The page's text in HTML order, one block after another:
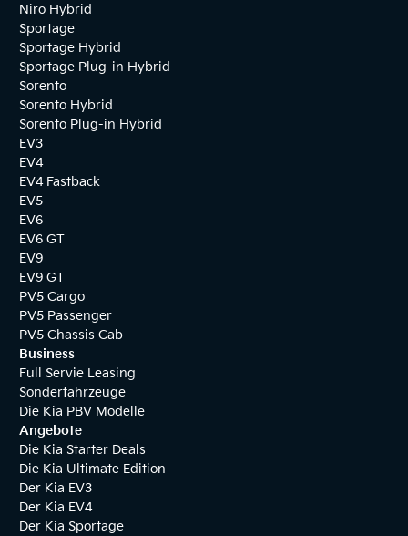
Niro Hybrid
Sportage
Sportage Hybrid
Sportage Plug-in Hybrid
Sorento
Sorento Hybrid
Sorento Plug-in Hybrid
EV3
EV4
EV4 Fastback
EV5
EV6
EV6 GT
EV9
EV9 GT
PV5 Cargo
PV5 Passenger
PV5 Chassis Cab
Business
Full Servie Leasing
Sonderfahrzeuge
Die Kia PBV Modelle
Angebote
Die Kia Starter Deals
Die Kia Ultimate Edition
Der Kia EV3
Der Kia EV4
Der Kia Sportage